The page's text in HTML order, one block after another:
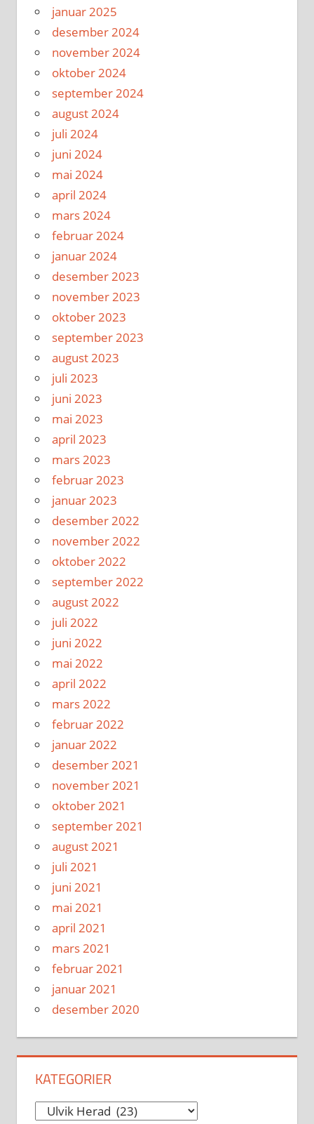
januar 2025
desember 2024
november 2024
oktober 2024
september 2024
august 2024
juli 2024
juni 2024
mai 2024
april 2024
mars 2024
februar 2024
januar 2024
desember 2023
november 2023
oktober 2023
september 2023
august 2023
juli 2023
juni 2023
mai 2023
april 2023
mars 2023
februar 2023
januar 2023
desember 2022
november 2022
oktober 2022
september 2022
august 2022
juli 2022
juni 2022
mai 2022
april 2022
mars 2022
februar 2022
januar 2022
desember 2021
november 2021
oktober 2021
september 2021
august 2021
juli 2021
juni 2021
mai 2021
april 2021
mars 2021
februar 2021
januar 2021
desember 2020
KATEGORIER
Kategorier